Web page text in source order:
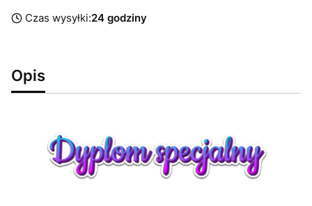
Czas wysyłki:24 godziny
Opis